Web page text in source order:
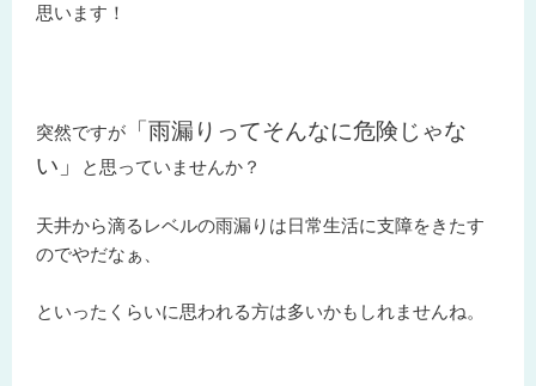
思います！
突然ですが
「雨漏りってそんなに危険じゃな
い」
と思っていませんか？
天井から滴るレベルの雨漏りは日常生活に支障をきたす
のでやだなぁ、
といったくらいに思われる方は多いかもしれませんね。